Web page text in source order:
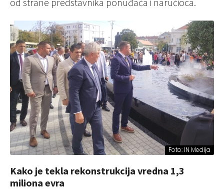
Foto: IN Medija
Kako je tekla rekonstrukcija vredna 1,3
miliona evra